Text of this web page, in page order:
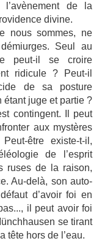
de la
divine.
nous sommes, ne
Seul au
peut-il se croire
ridicule ? Peut-il
de sa posture
étant juge et partie ?
contingent. Il peut
aux mystères
être existe-t-il,
de l’esprit
ruses de la raison,
Au-delà, son auto-
d’avoir foi en
il peut avoir foi
se tirant
tête hors de l’eau.